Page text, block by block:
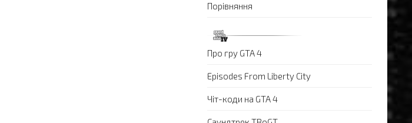
Порівняння
Про гру GTA 4
Episodes From Liberty City
Чіт-коди на GTA 4